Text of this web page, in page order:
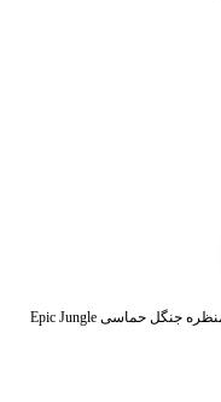
خرید منظره جنگل حماسی Epic Jungle